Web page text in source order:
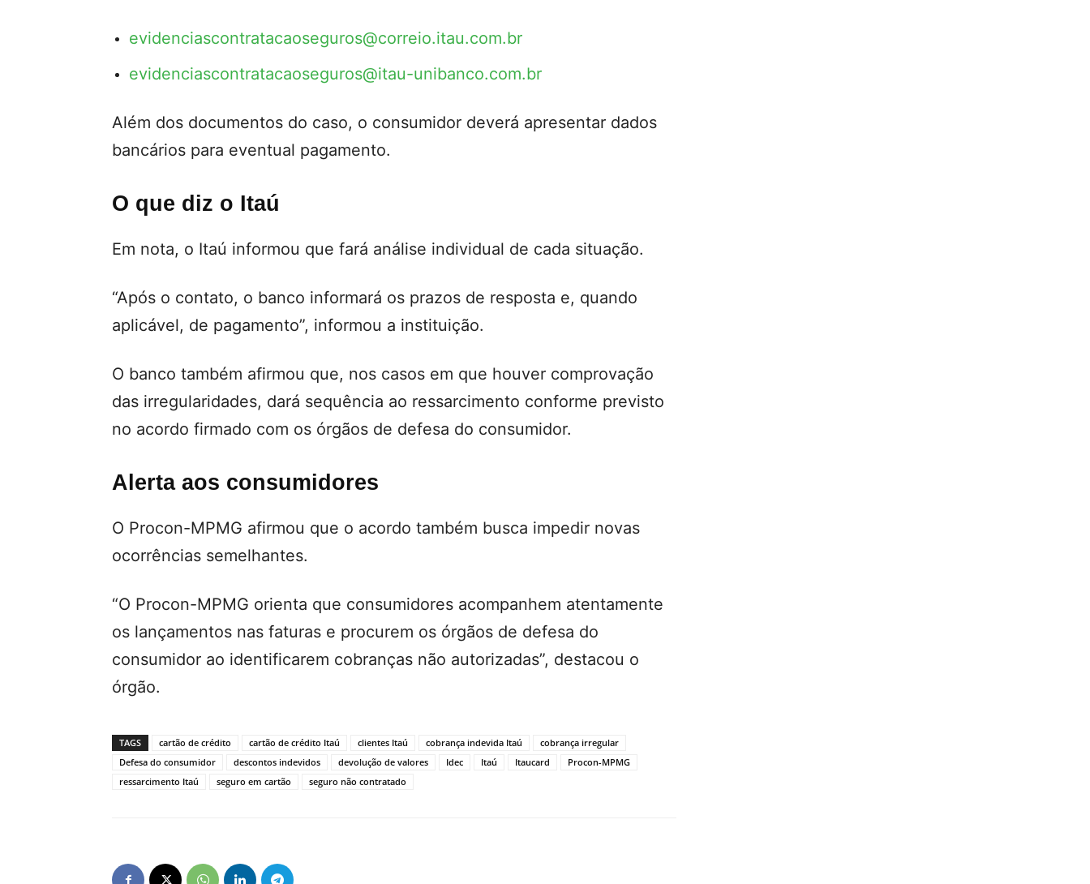
evidenciascontratacaoseguros@correio.itau.com.br
evidenciascontratacaoseguros@itau-unibanco.com.br
Além dos documentos do caso, o consumidor deverá apresentar dados
bancários para eventual pagamento.
O que diz o Itaú
Em nota, o Itaú informou que fará análise individual de cada situação.
“Após o contato, o banco informará os prazos de resposta e, quando
aplicável, de pagamento”, informou a instituição.
O banco também afirmou que, nos casos em que houver comprovação
das irregularidades, dará sequência ao ressarcimento conforme previsto
no acordo firmado com os órgãos de defesa do consumidor.
Alerta aos consumidores
O Procon-MPMG afirmou que o acordo também busca impedir novas
ocorrências semelhantes.
“O Procon-MPMG orienta que consumidores acompanhem atentamente
os lançamentos nas faturas e procurem os órgãos de defesa do
consumidor ao identificarem cobranças não autorizadas”, destacou o
órgão.
TAGS cartão de crédito cartão de crédito Itaú clientes Itaú cobrança indevida Itaú
cobrança irregular
Defesa do consumidor
descontos indevidos devolução de valores Idec Itaú Itaucard
Procon-MPMG
ressarcimento Itaú
seguro em cartão seguro não contratado